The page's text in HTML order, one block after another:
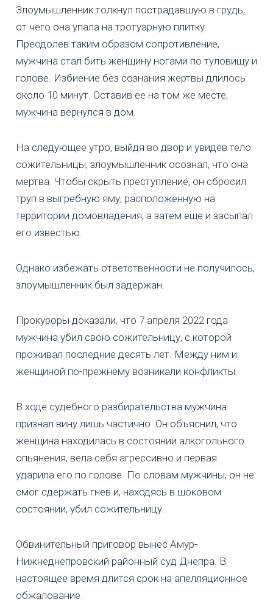
Злоумышленник толкнул пострадавшую в грудь,
от чего она упала на тротуарную плитку.
Преодолев таким образом сопротивление,
мужчина стал бить женщину ногами по туловищу и
голове. Избиение без сознания жертвы длилось
около 10 минут. Оставив ее на том же месте,
мужчина вернулся в дом.
На следующее утро, выйдя во двор и увидев тело
сожительницы, злоумышленник осознал, что она
мертва. Чтобы скрыть преступление, он сбросил
труп в выгребную яму, расположенную на
территории домовладения, а затем еще и засыпал
его известью.
Однако избежать ответственности не получилось,
злоумышленник был задержан.
Прокуроры доказали, что 7 апреля 2022 года
мужчина убил свою сожительницу, с которой
проживал последние десять лет. Между ним и
женщиной по-прежнему возникали конфликты.
В ходе судебного разбирательства мужчина
признал вину лишь частично. Он объяснил, что
женщина находилась в состоянии алкогольного
опьянения, вела себя агрессивно и первая
ударила его по голове. По словам мужчины, он не
смог сдержать гнев и, находясь в шоковом
состоянии, убил сожительницу.
Обвинительный приговор вынес Амур-
Нижнеднепровский районный суд Днепра. В
настоящее время длится срок на апелляционное
обжалование.